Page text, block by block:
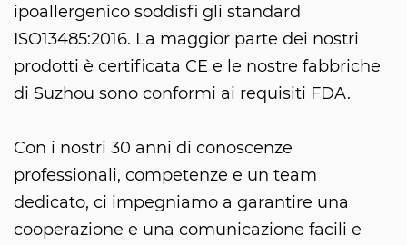
ipoallergenico soddisfi gli standard
ISO13485:2016. La maggior parte dei nostri
prodotti è certificata CE e le nostre fabbriche
di Suzhou sono conformi ai requisiti FDA.
Con i nostri 30 anni di conoscenze
professionali, competenze e un team
dedicato, ci impegniamo a garantire una
cooperazione e una comunicazione facili e